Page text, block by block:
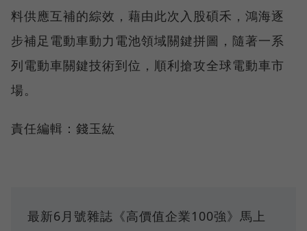
料供應互補的綜效，藉由此次入股碩禾，鴻海逐
步補足電動車動力電池領域關鍵拼圖，隨著一系
列電動車關鍵技術到位，順利搶攻全球電動車市
場。
責任編輯：錢玉紘
最新6月號雜誌《高價值企業100強》馬上